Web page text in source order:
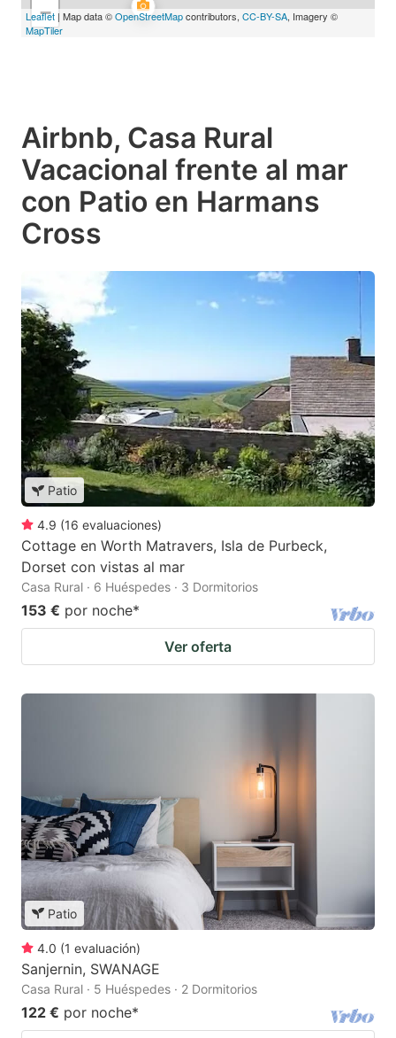
−
Leaflet | Map data ©OpenStreetMapcontributors, CC-BY-SA, Imagery ©
MapTiler
Airbnb, Casa Rural
Vacacional frente al mar
con Patio en Harmans
Cross
Patio
4.9 (16 evaluaciones)
Cottage en Worth Matravers, Isla de Purbeck,
Dorset con vistas al mar
Casa Rural · 6 Huéspedes · 3 Dormitorios
153 € por noche*
Ver oferta
Patio
4.0 (1 evaluación)
Sanjernin, SWANAGE
Casa Rural · 5 Huéspedes · 2 Dormitorios
122 € por noche*